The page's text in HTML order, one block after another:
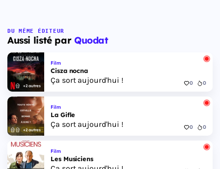
DU MÊME ÉDITEUR
Aussi listé par Quodat
+2 autres
Film
Cisza nocna
Ça sort aujourd'hui ! 0 0
+2 autres
Film
La Gifle
Ça sort aujourd'hui ! 0 0
Film
Les Musiciens